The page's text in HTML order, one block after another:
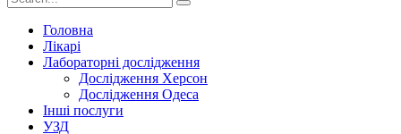
Головна
Лікарі
Лабораторні дослідження
Дослідження Херсон
Дослідження Одеса
Інші послуги
УЗД